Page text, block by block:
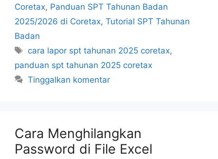
Coretax, Panduan SPT Tahunan Badan
2025/2026 di Coretax, Tutorial SPT Tahunan
Badan
Tag
cara lapor spt tahunan 2025 coretax,
panduan spt tahunan 2025 coretax
Tinggalkan komentar
Cara Menghilangkan
Password di File Excel